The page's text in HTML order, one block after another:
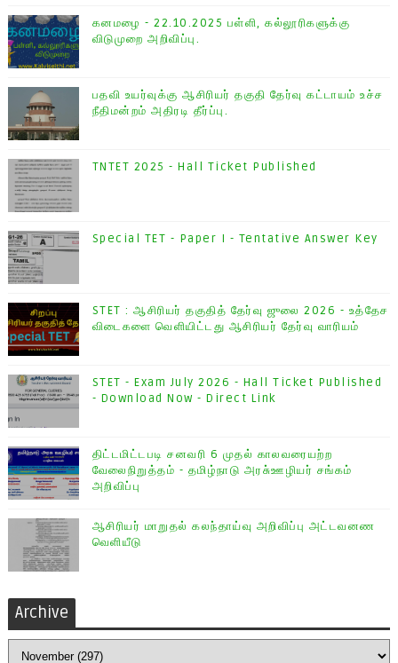
கனமழை - 22.10.2025 பள்ளி, கல்லூரிகளுக்கு
விடுமுறை அறிவிப்பு.
பதவி உயர்வுக்கு ஆசிரியர் தகுதி தேர்வு கட்டாயம் உச்ச
நீதிமன்றம் அதிரடி தீர்ப்பு.
TNTET 2025 - Hall Ticket Published
Special TET - Paper I - Tentative Answer Key
STET : ஆசிரியர் தகுதித் தேர்வு ஜுலை 2026 - உத்தேச
விடைகளை வெளியிட்டது ஆசிரியர் தேர்வு வாரியம்
STET - Exam July 2026 - Hall Ticket Published
- Download Now - Direct Link
திட்டமிட்டபடி சனவரி 6 முதல் காலவரையற்ற
வேலைநிறுத்தம் - தமிழ்நாடு அரசு்ஊழியர் சங்கம்
அறிவிப்பு
ஆசிரியர் மாறுதல் கலந்தாய்வு அறிவிப்பு அட்டவனண
வெளியீடு
Archive